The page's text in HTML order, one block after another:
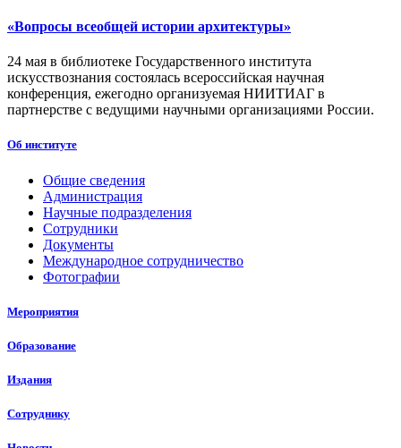
«Вопросы всеобщей истории архитектуры»
24 мая в библиотеке Государственного института
искусствознания состоялась всероссийская научная
конференция, ежегодно организуемая НИИТИАГ в
партнерстве с ведущими научными организациями России.
Об институте
Общие сведения
Администрация
Научные подразделения
Сотрудники
Документы
Международное сотрудничество
Фотографии
Мероприятия
Образование
Издания
Сотруднику